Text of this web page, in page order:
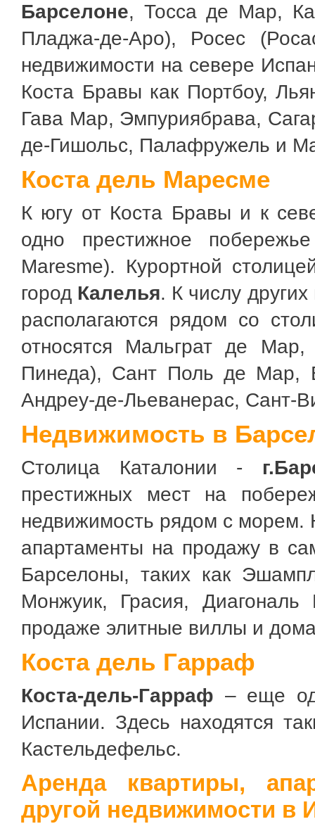
Барселоне, Тосса де Мар,
Пладжа-де-Аро), Росес
недвижимости на севере
Коста Бравы как Портбоу,
Гава Мар, Эмпуриябрава,
де-Гишольс, Палафружель и
Коста дель Маресме
К югу от Коста Бравы и к
одно престижное
Maresme). Курортной
город Калелья. К числу
располагаются рядом со
относятся Мальграт де
Пинеда), Сант Поль де Мар,
Андреу-де-Льеванерас, Сант-
Недвижимость в
Столица Каталонии -
престижных мест на
недвижимость рядом с морем.
апартаменты на продажу в
Барселоны, таких как
Монжуик, Грасия,
продаже элитные виллы и
Коста дель Гарраф
Коста-дель-Гарраф – еще
Испании. Здесь находятся
Кастельдефельс.
Аренда квартиры,
другой недвижимости в